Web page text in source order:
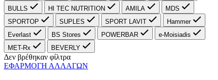
BULLS
HI TEC NUTRITION AMILA
MDS
SPORTOP
SUPLES SPORT LAVIT
Hammer
Everlast
BS Stores POWERBAR
e-Moisiadis
MET-Rx
BEVERLY
Δεν βρέθηκαν φίλτρα
ΕΦΑΡΜΟΓΗ ΑΛΛΑΓΩΝ